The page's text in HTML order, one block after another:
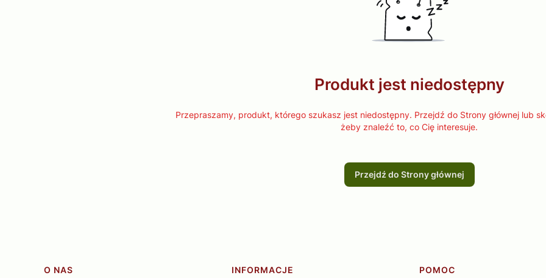
Produkt jest niedostępny
Przepraszamy, produkt, którego szukasz jest niedostępny. Przejdź do Strony głównej lub
żeby znaleźć to, co Cię interesuje.
Przejdź do Strony głównej
Linki w stopce
O NAS INFORMACJE POMOC